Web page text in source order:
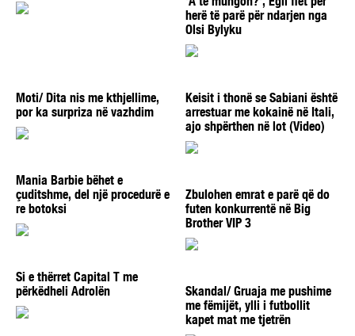
herë të parë për ndarjen nga
Olsi Bylyku
Moti/ Dita nis me kthjellime,
por ka surpriza në vazhdim
Keisit i thonë se Sabiani është
arrestuar me kokainë në Itali,
ajo shpërthen në lot (Video)
Mania Barbie bëhet e
çuditshme, del një procedurë e
re botoksi
Zbulohen emrat e parë që do
futen konkurrentë në Big
Brother VIP 3
Si e thërret Capital T me
përkëdheli Adrolën
Skandal/ Gruaja me pushime
me fëmijët, ylli i futbollit
kapet mat me tjetrën